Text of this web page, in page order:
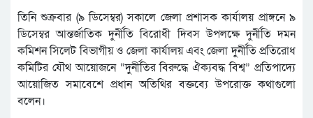
তিনি শুক্রবার (৯ ডিসেম্বর) সকালে জেলা প্রশাসক কার্যালয় প্রাঙ্গনে ৯
ডিসেম্বর আন্তর্জাতিক দুর্নীতি বিরোধী দিবস উপলক্ষে দুর্নীতি দমন
কমিশন সিলেট বিভাগীয় ও জেলা কার্যালয় এবং জেলা দুর্নীতি প্রতিরোধ
কমিটির যৌথ আয়োজনে “দুর্নীতির বিরুদ্ধে ঐক্যবদ্ধ বিশ্ব” প্রতিপাদ্যে
আয়োজিত সমাবেশে প্রধান অতিথির বক্তব্যে উপরোক্ত কথাগুলো
বলেন।